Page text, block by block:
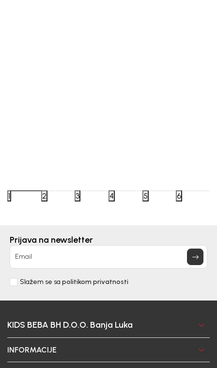
KM
DODAJ U KORPU
1 2 3 4 5 6
Prijava na newsletter
Email
Slažem se sa politikom privatnosti
KIDS BEBA BH D.O.O. Banja Luka
INFORMACIJE